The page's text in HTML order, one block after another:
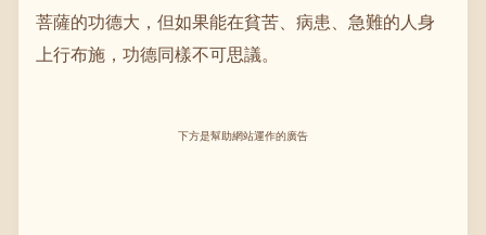
菩薩的功德大，但如果能在貧苦、病患、急難的人身
上行布施，功德同樣不可思議。
下方是幫助網站運作的廣告